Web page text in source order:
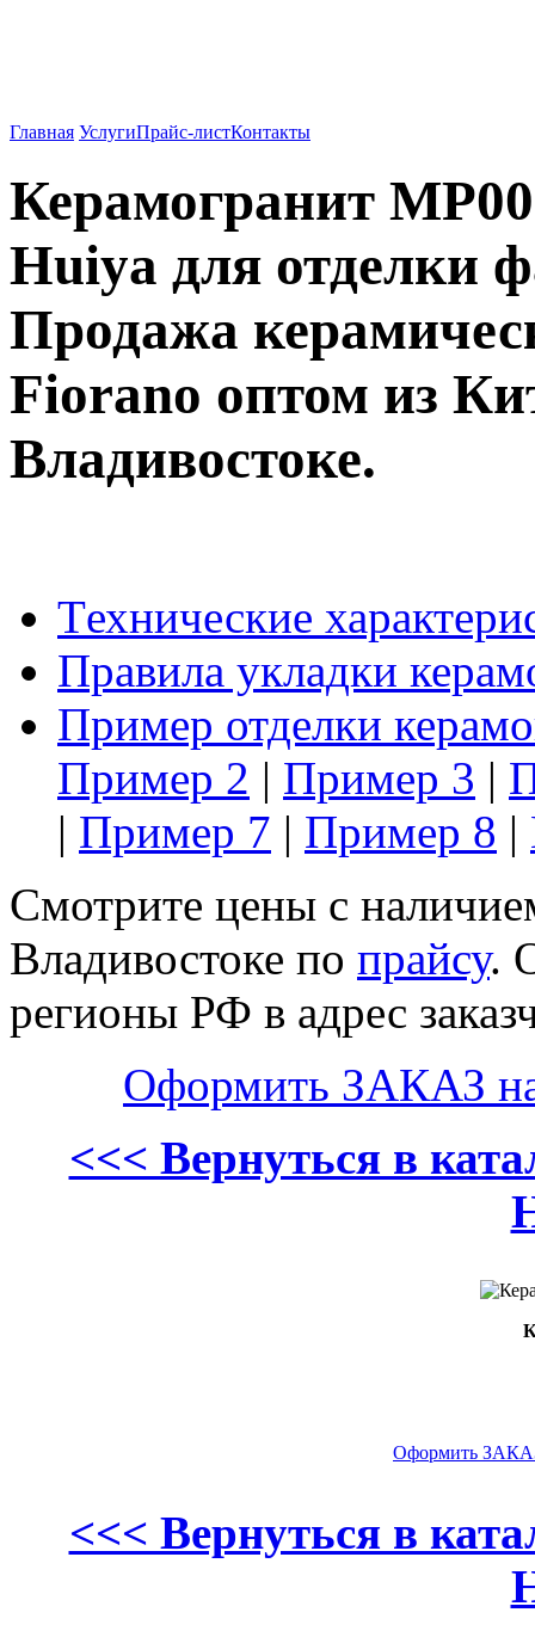
Главная УслугиПрайс-листКонтакты
Керамогранит
Huiya для отделки
Продажа
Fiorano оптом из
Владивостоке.
Tехнические
Правила укладки
Пример отделки
Пример 2 | Пример 3 |
| Пример 7 | Пример 8 |
Смотрите цены с
Владивостоке по прайсу.
регионы РФ в адрес
Оформить ЗАКАЗ
<<< Вернуться в
Оформить
<<< Вернуться в